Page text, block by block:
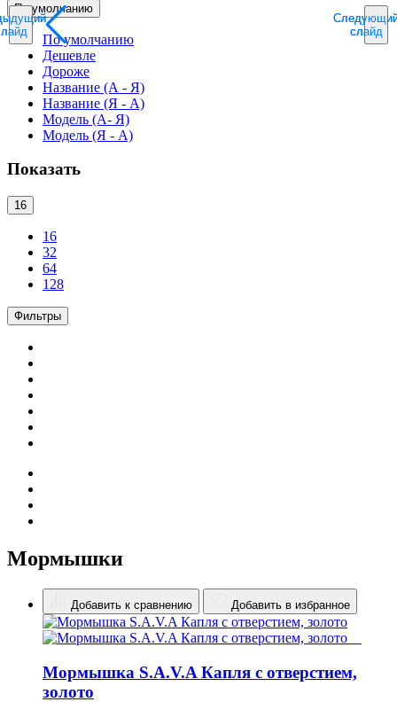
слайд
слайд
По умолчанию
По умолчанию
Дешевле
Дороже
Название (А - Я)
Название (Я - А)
Модель (А- Я)
Модель (Я - А)
Показать
16
16
32
64
128
Фильтры
Мормышки
Добавить к сравнению Добавить в избранное
Мормышка S.A.V.A Капля с отверстием,
золото